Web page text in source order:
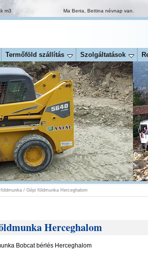
m3 Ma Berta, Bettina névnap van.
Termőföld szállítás Szolgáltatások
/ Gépi földmunka Herceghalom
Herceghalom
Bobcat bérlés Herceghalom